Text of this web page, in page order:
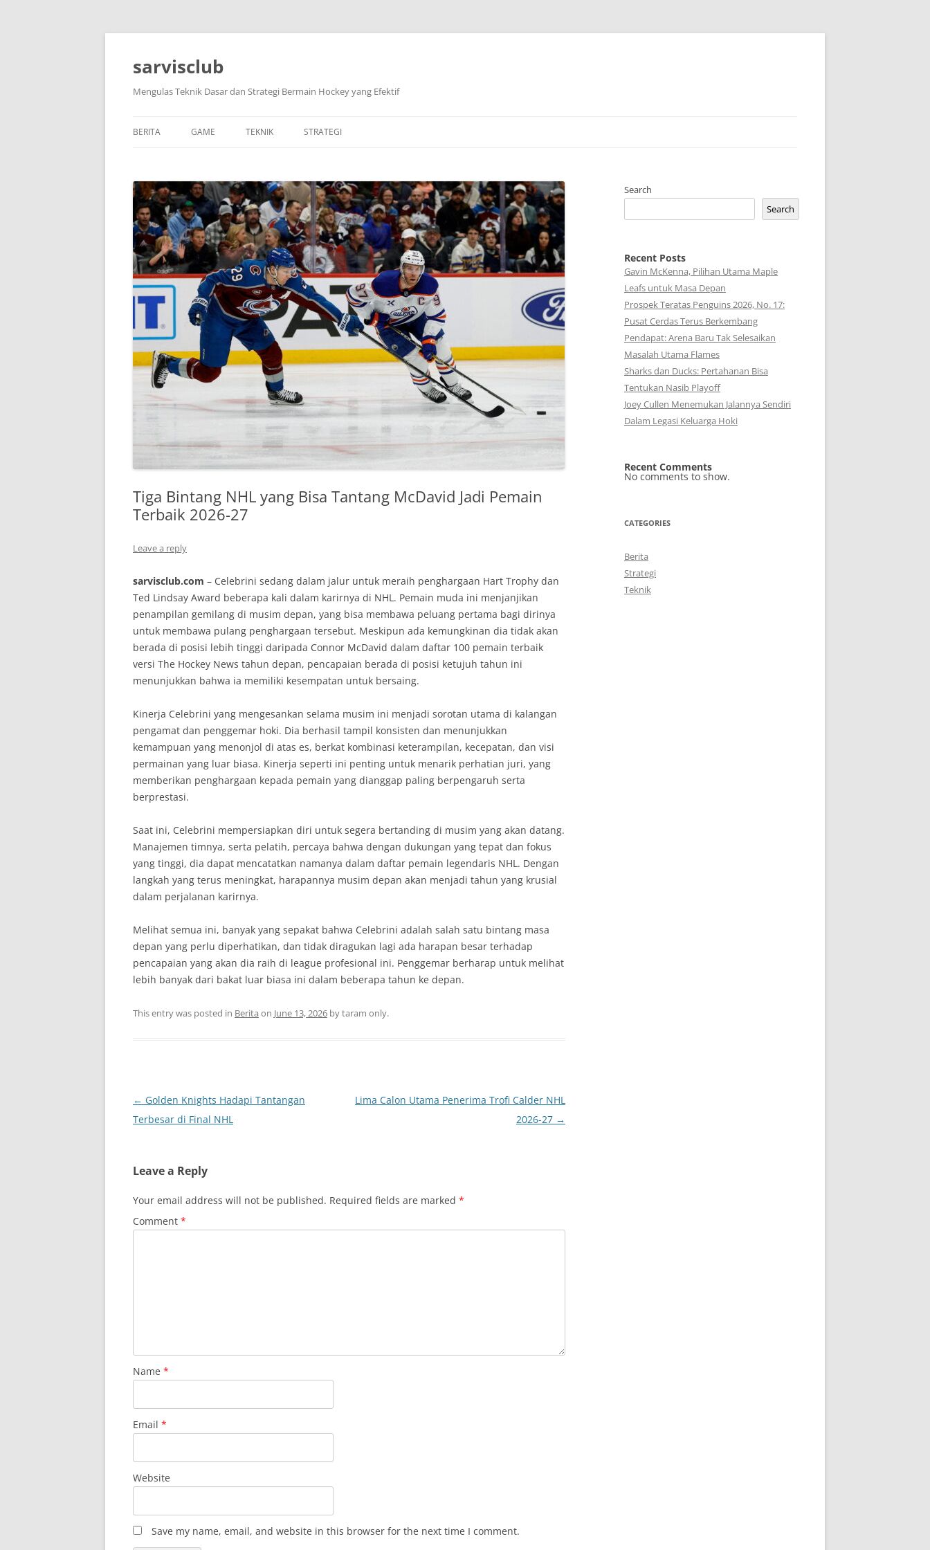
Skip
sarvisclub
Mengulas Teknik Dasar dan Strategi Bermain Hockey yang Efektif
BERITA GAME TEKNIK STRATEGI
Tiga Bintang NHL yang Bisa Tantang McDavid Jadi Pemain
Terbaik 2026-27
Leave a reply
sarvisclub.com – Celebrini sedang dalam jalur untuk meraih penghargaan Hart Trophy dan
Ted Lindsay Award beberapa kali dalam karirnya di NHL. Pemain muda ini menjanjikan
penampilan gemilang di musim depan, yang bisa membawa peluang pertama bagi dirinya
untuk membawa pulang penghargaan tersebut. Meskipun ada kemungkinan dia tidak akan
berada di posisi lebih tinggi daripada Connor McDavid dalam daftar 100 pemain terbaik
versi The Hockey News tahun depan, pencapaian berada di posisi ketujuh tahun ini
menunjukkan bahwa ia memiliki kesempatan untuk bersaing.
Kinerja Celebrini yang mengesankan selama musim ini menjadi sorotan utama di kalangan
pengamat dan penggemar hoki. Dia berhasil tampil konsisten dan menunjukkan
kemampuan yang menonjol di atas es, berkat kombinasi keterampilan, kecepatan, dan visi
permainan yang luar biasa. Kinerja seperti ini penting untuk menarik perhatian juri, yang
memberikan penghargaan kepada pemain yang dianggap paling berpengaruh serta
berprestasi.
Saat ini, Celebrini mempersiapkan diri untuk segera bertanding di musim yang akan datang.
Manajemen timnya, serta pelatih, percaya bahwa dengan dukungan yang tepat dan fokus
yang tinggi, dia dapat mencatatkan namanya dalam daftar pemain legendaris NHL. Dengan
langkah yang terus meningkat, harapannya musim depan akan menjadi tahun yang krusial
dalam perjalanan karirnya.
Melihat semua ini, banyak yang sepakat bahwa Celebrini adalah salah satu bintang masa
depan yang perlu diperhatikan, dan tidak diragukan lagi ada harapan besar terhadap
pencapaian yang akan dia raih di league profesional ini. Penggemar berharap untuk melihat
lebih banyak dari bakat luar biasa ini dalam beberapa tahun ke depan.
This entry was posted in Berita on June 13, 2026 bytaram only.
Post
navigation
← Golden Knights Hadapi Tantangan
Terbesar di Final NHL
Lima Calon Utama Penerima Trofi Calder NHL
2026-27 →
Leave a Reply
Your email address will not be published. Required fields are marked *
Comment *
Name *
Email *
Website
Save my name, email, and website in this browser for the next time I comment.
Search
Search
Recent Posts
Gavin McKenna, Pilihan Utama Maple
Leafs untuk Masa Depan
Prospek Teratas Penguins 2026, No. 17:
Pusat Cerdas Terus Berkembang
Pendapat: Arena Baru Tak Selesaikan
Masalah Utama Flames
Sharks dan Ducks: Pertahanan Bisa
Tentukan Nasib Playoff
Joey Cullen Menemukan Jalannya Sendiri
Dalam Legasi Keluarga Hoki
Recent Comments
No comments to show.
CATEGORIES
Berita
Strategi
Teknik